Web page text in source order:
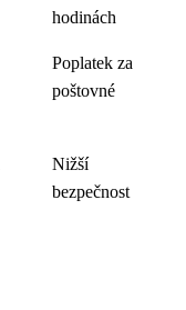
hodinách
Poplatek za
poštovné
Nižší
bezpečnost